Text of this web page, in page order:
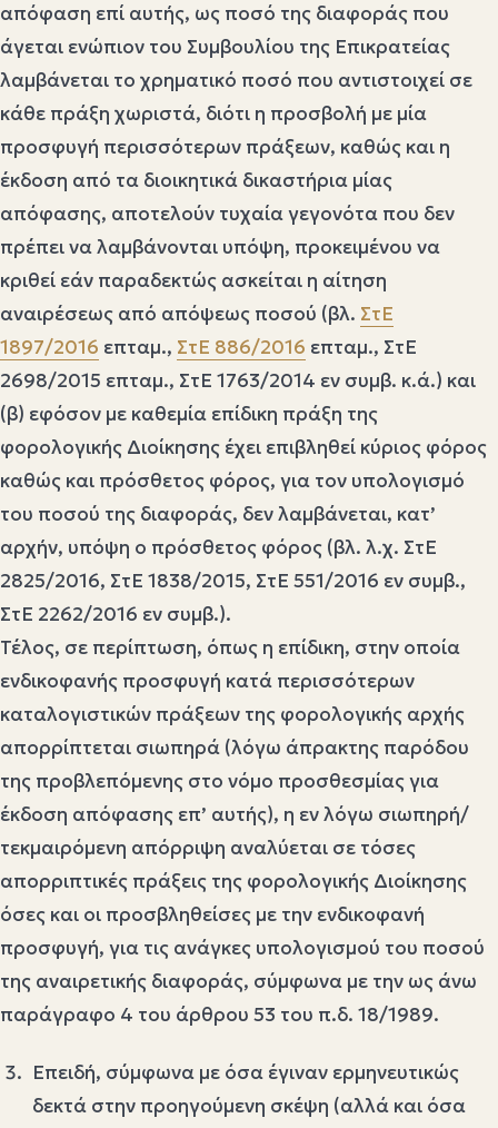
απόφαση επί αυτής, ως ποσό της διαφοράς που
άγεται ενώπιον του Συμβουλίου της Επικρατείας
λαμβάνεται το χρηματικό ποσό που αντιστοιχεί σε
κάθε πράξη χωριστά, διότι η προσβολή με μία
προσφυγή περισσότερων πράξεων, καθώς και η
έκδοση από τα διοικητικά δικαστήρια μίας
απόφασης, αποτελούν τυχαία γεγονότα που δεν
πρέπει να λαμβάνονται υπόψη, προκειμένου να
κριθεί εάν παραδεκτώς ασκείται η αίτηση
αναιρέσεως από απόψεως ποσού (βλ. ΣτΕ
1897/2016 επταμ., ΣτΕ 886/2016 επταμ., ΣτΕ
2698/2015 επταμ., ΣτΕ 1763/2014 εν συμβ. κ.ά.) και
(β) εφόσον με καθεμία επίδικη πράξη της
φορολογικής Διοίκησης έχει επιβληθεί κύριος φόρος
καθώς και πρόσθετος φόρος, για τον υπολογισμό
του ποσού της διαφοράς, δεν λαμβάνεται, κατ’
αρχήν, υπόψη ο πρόσθετος φόρος (βλ. λ.χ. ΣτΕ
2825/2016, ΣτΕ 1838/2015, ΣτΕ 551/2016 εν συμβ.,
ΣτΕ 2262/2016 εν συμβ.).
Τέλος, σε περίπτωση, όπως η επίδικη, στην οποία
ενδικοφανής προσφυγή κατά περισσότερων
καταλογιστικών πράξεων της φορολογικής αρχής
απορρίπτεται σιωπηρά (λόγω άπρακτης παρόδου
της προβλεπόμενης στο νόμο προσθεσμίας για
έκδοση απόφασης επ’ αυτής), η εν λόγω σιωπηρή/
τεκμαιρόμενη απόρριψη αναλύεται σε τόσες
απορριπτικές πράξεις της φορολογικής Διοίκησης
όσες και οι προσβληθείσες με την ενδικοφανή
προσφυγή, για τις ανάγκες υπολογισμού του ποσού
της αναιρετικής διαφοράς, σύμφωνα με την ως άνω
παράγραφο 4 του άρθρου 53 του π.δ. 18/1989.
Επειδή, σύμφωνα με όσα έγιναν ερμηνευτικώς
δεκτά στην προηγούμενη σκέψη (αλλά και όσα